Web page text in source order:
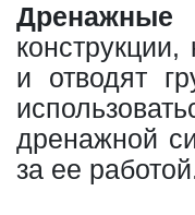
и отводят
дренажной
за ее